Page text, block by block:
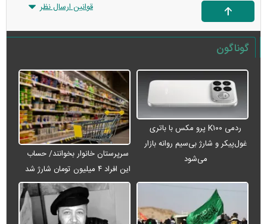
قوانین ارسال نظر
گوناگون
ردمی K۱۰۰ پرو مکس با باتری
غول‌پیکر و شارژ بی‌سیم روانه بازار
می‌شود
سرپرستان خانوار بخوانند/ حساب
این افراد ۴ میلیون تومان شارژ شد